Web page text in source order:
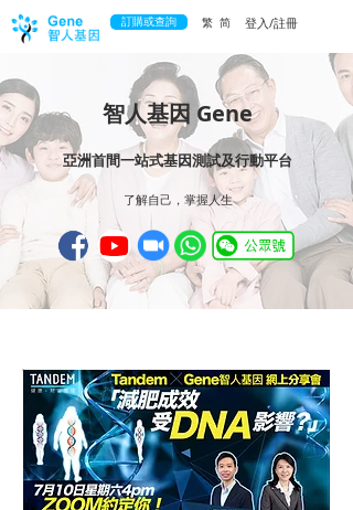
訂購或查詢 繁 简 登入/註冊
智人基因 Gene
亞洲首間一站式基因測試及行動平台
了解自己，掌握人生